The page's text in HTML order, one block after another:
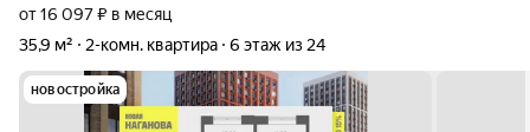
от 16 097 ₽ в месяц
35,9 м²
2-комн. квартира 6 этаж из 24
новостройка